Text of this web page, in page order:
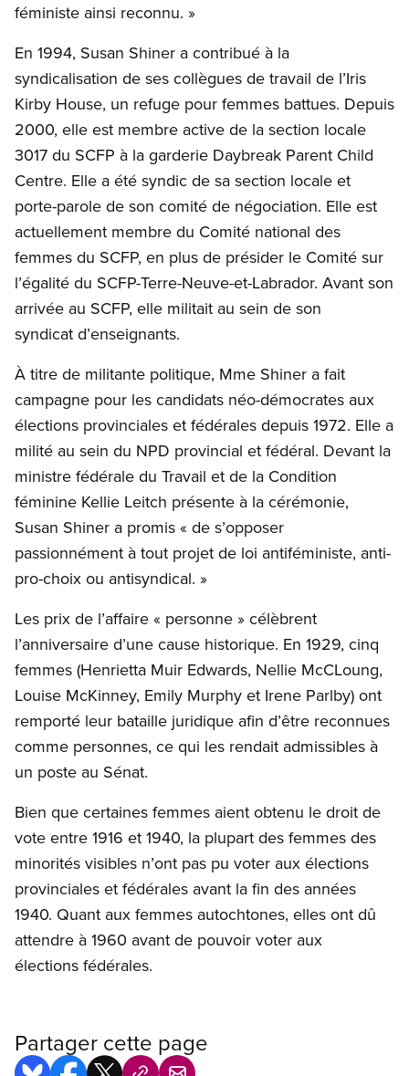
féministe ainsi reconnu. »
En 1994, Susan Shiner a contribué à la
syndicalisation de ses collègues de travail de l’Iris
Kirby House, un refuge pour femmes battues. Depuis
2000, elle est membre active de la section locale
3017 du SCFP à la garderie Daybreak Parent Child
Centre. Elle a été syndic de sa section locale et
porte-parole de son comité de négociation. Elle est
actuellement membre du Comité national des
femmes du SCFP, en plus de présider le Comité sur
l’égalité du SCFP-Terre-Neuve-et-Labrador. Avant son
arrivée au SCFP, elle militait au sein de son
syndicat d’enseignants.
À titre de militante politique, Mme Shiner a fait
campagne pour les candidats néo-démocrates aux
élections provinciales et fédérales depuis 1972. Elle a
milité au sein du NPD provincial et fédéral. Devant la
ministre fédérale du Travail et de la Condition
féminine Kellie Leitch présente à la cérémonie,
Susan Shiner a promis « de s’opposer
passionnément à tout projet de loi antiféministe, anti-
pro-choix ou antisyndical. »
Les prix de l’affaire « personne » célèbrent
l’anniversaire d’une cause historique. En 1929, cinq
femmes (Henrietta Muir Edwards, Nellie McCLoung,
Louise McKinney, Emily Murphy et Irene Parlby) ont
remporté leur bataille juridique afin d’être reconnues
comme personnes, ce qui les rendait admissibles à
un poste au Sénat.
Bien que certaines femmes aient obtenu le droit de
vote entre 1916 et 1940, la plupart des femmes des
minorités visibles n’ont pas pu voter aux élections
provinciales et fédérales avant la fin des années
1940. Quant aux femmes autochtones, elles ont dû
attendre à 1960 avant de pouvoir voter aux
élections fédérales.
Partager cette page